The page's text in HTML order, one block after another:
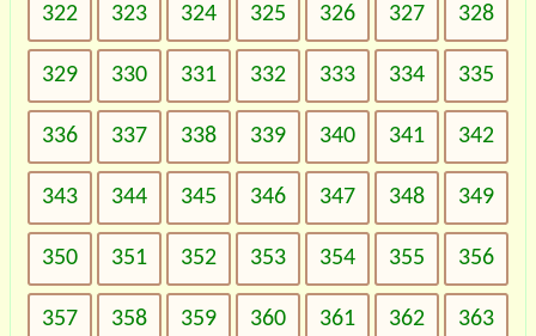
322 323 324 325 326 327 328
329 330 331 332 333 334 335
336 337 338 339 340 341 342
343 344 345 346 347 348 349
350 351 352 353 354 355 356
357 358 359 360 361 362 363